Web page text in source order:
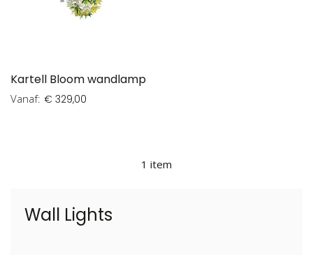
Kartell Bloom wandlamp
Vanaf € 329,00
1 item
Wall Lights